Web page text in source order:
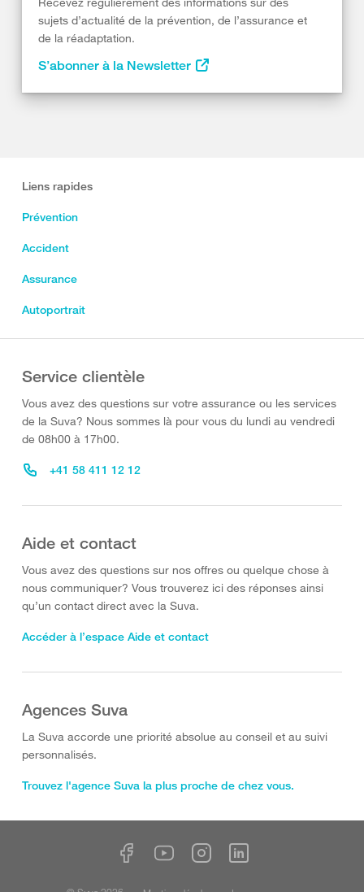
sujets d’actualité de la prévention, de l’assurance et
de la réadaptation.
S’abonner à la Newsletter
Liens rapides
Prévention
Accident
Assurance
Autoportrait
Service clientèle
Vous avez des questions sur votre assurance ou les services
de la Suva? Nous sommes là pour vous du lundi au vendredi
de 08h00 à 17h00.
+41 58 411 12 12
Aide et contact
Vous avez des questions sur nos offres ou quelque chose à
nous communiquer? Vous trouverez ici des réponses ainsi
qu’un contact direct avec la Suva.
Accéder à l’espace Aide et contact
Agences Suva
La Suva accorde une priorité absolue au conseil et au suivi
personnalisés.
Trouvez l'agence Suva la plus proche de chez vous.